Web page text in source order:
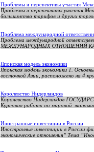
Проблемы и перспективы участия
Проблемы и перспективы участия
большинство тарифов и других
Проблема международной
Проблема международной
МЕЖДУНАРОДНЫХ ОТНОШЕНИЙ
Японская модель экономики
Японская модель экономики 1.
восточной Азии, расположено на 4
Королевство Нидерландов
Королевство Нидерландов
Курсовая работа по мировой
Иностранные инвестиции в России
Иностранные инвестиции в России
экономические отношения” Тема